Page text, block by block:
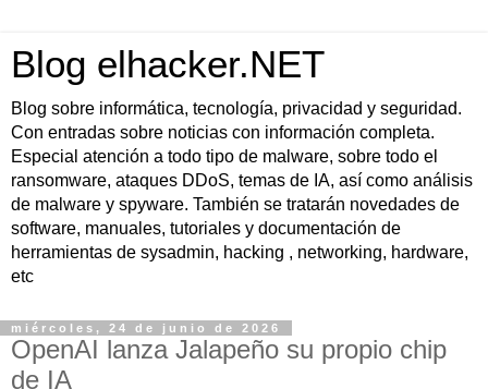
Blog elhacker.NET
Blog sobre informática, tecnología, privacidad y seguridad.
Con entradas sobre noticias con información completa.
Especial atención a todo tipo de malware, sobre todo el
ransomware, ataques DDoS, temas de IA, así como análisis
de malware y spyware. También se tratarán novedades de
software, manuales, tutoriales y documentación de
herramientas de sysadmin, hacking , networking, hardware,
etc
miércoles, 24 de junio de 2026
OpenAI lanza Jalapeño su propio chip
de IA